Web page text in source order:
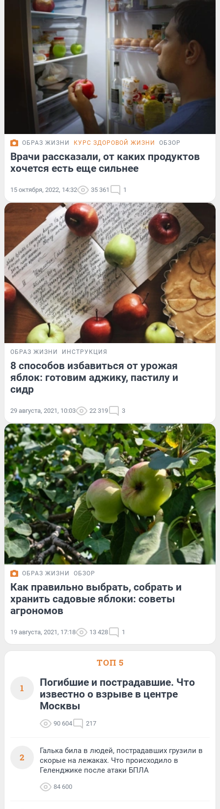
ОБРАЗ ЖИЗНИ КУРС ЗДОРОВОЙ ЖИЗНИ ОБЗОР
Врачи рассказали, от каких продуктов
хочется есть еще сильнее
15 октября, 2022, 14:32 35 361 1
ОБРАЗ ЖИЗНИ ИНСТРУКЦИЯ
8 способов избавиться от урожая
яблок: готовим аджику, пастилу и
сидр
29 августа, 2021, 10:03 22 319 3
ОБРАЗ ЖИЗНИ ОБЗОР
Как правильно выбрать, собрать и
хранить садовые яблоки: советы
агрономов
19 августа, 2021, 17:18 13 428 1
ТОП 5
1
Погибшие и пострадавшие. Что
известно о взрыве в центре
Москвы
90 604 217
2
Галька била в людей, пострадавших грузили в
скорые на лежаках. Что происходило в
Геленджике после атаки БПЛА
84 600